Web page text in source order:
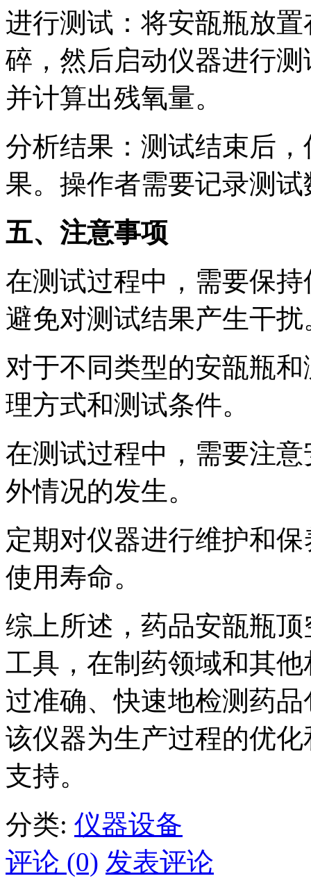
进行测试：将安瓿瓶放
碎，然后启动仪器进行
并计算出残氧量。
分析结果：测试结束后
果。操作者需要记录测
五、注意事项
在测试过程中，需要保
避免对测试结果产生干扰
对于不同类型的安瓿瓶
理方式和测试条件。
在测试过程中，需要注
外情况的发生。
定期对仪器进行维护和
使用寿命。
综上所述，药品安瓿瓶
工具，在制药领域和其
过准确、快速地检测药
该仪器为生产过程的优
支持。
分类: 仪器设备
评论 (0) 发表评论